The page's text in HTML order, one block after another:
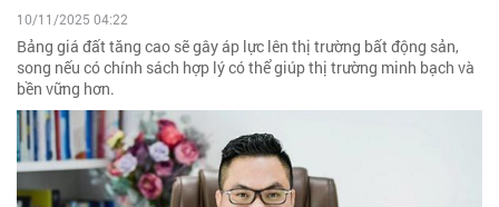
10/11/2025 04:22
Bảng giá đất tăng cao sẽ gây áp lực lên thị trường bất động sản,
song nếu có chính sách hợp lý có thể giúp thị trường minh bạch và
bền vững hơn.